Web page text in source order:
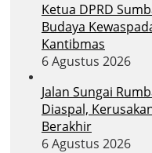
Ketua DPRD
Budaya
Kantibmas
6 Agustus 2026
Jalan Sungai
Diaspal,
Berakhir
6 Agustus 2026